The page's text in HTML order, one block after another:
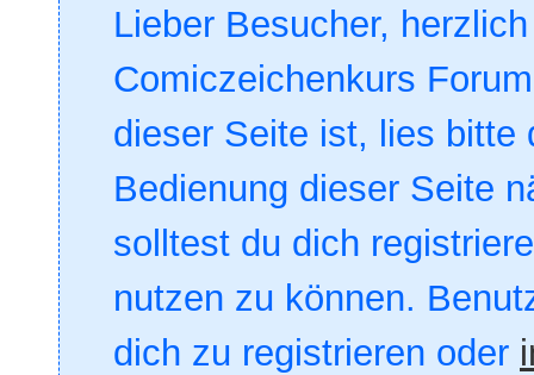
Lieber Besucher,
Comiczeichenkurs
dieser Seite ist, lies bitte
Bedienung dieser Seite
solltest du dich
nutzen zu können.
dich zu registrieren oder